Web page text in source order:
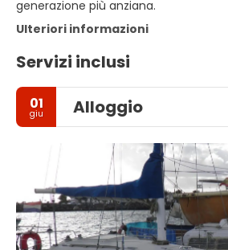
Ulteriori informazioni
Servizi inclusi
01
giu Alloggio